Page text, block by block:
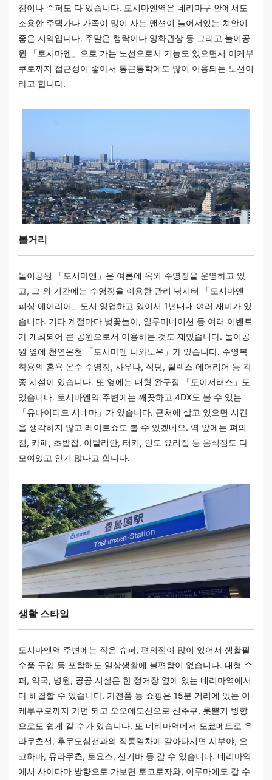
점이나 슈퍼도 다 있습니다. 토시마엔역은 네리마구 안에서도
조용한 주택가나 가족이 많이 사는 맨션이 늘어서있는 치안이
좋은 지역입니다. 주말은 행락이나 영화관상 등 그리고 놀이공
원 「토시마엔」으로 가는 노선으로서 기능도 있으면서 이케부
쿠로까지 접근성이 좋아서 통근통학에도 많이 이용되는 노선이
라고 합니다.
볼거리
놀이공원 「토시마엔」은 여름에 옥외 수영장을 운영하고 있
고, 그 외 기간에는 수영장을 이용한 관리 낚시터 「토시마엔
피싱 에어리어」도서 영업하고 있어서 1년내내 여러 재미가 있
습니다. 기타 계절마다 벚꽃놀이, 일루미네이션 등 여러 이벤트
가 개최되어 큰 공원으로서 이용하는 것도 재밌습니다. 놀이공
원 옆에 천연온천 「토시마엔 니와노유」가 있습니다. 수영복
착용의 혼욕 온수 수영장, 사우나, 식당, 릴렉스 에어리어 등 각
종 시설이 있습니다. 또 옆에는 대형 완구점 「토이저러스」도
있습니다. 토시마엔역 주변에는 깨끗하고 4DX도 볼 수 있는
「유나이티드 시네마」가 있습니다. 근처에 살고 있으면 시간
을 생각하지 않고 레이트쇼도 볼 수 있겠네요. 역 앞에는 펴의
점, 카페, 초밥집, 이탈리안, 터키, 인도 요리집 등 음식점도 다
모여있고 인기 많다고 합니다.
생활 스타일
토시마엔역 주변에는 작은 슈퍼, 편의점이 많이 있어서 생활필
수품 구입 등 포함해도 일상생활에 불편함이 없습니다. 대형 슈
퍼, 약국, 병원, 공공 시설은 한 정거장 옆에 있는 네리마역에서
다 해결할 수 있습니다. 가전품 등 쇼핑은 15분 거리에 있는 이
케부쿠로까지 가면 되고 오오에도선으로 신주쿠, 롯뽄기 방향
으로도 쉽게 갈 수가 있습니다. 또 네리마역에서 도쿄메트로 유
라쿠쵸선, 후쿠도심선과의 직통열차에 갈아타시면 시부야, 요
코하마, 유라쿠쵸, 토요스, 신기바 등 갈 수 있습니다. 네리마역
에서 사이타마 방향으로 가보면 토코로자와, 이루마에도 갈 수